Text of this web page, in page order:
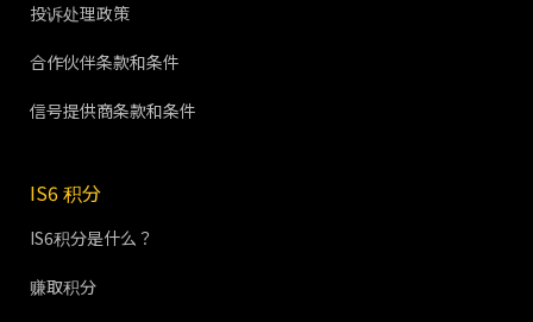
投诉处理政策
合作伙伴条款和条件
信号提供商条款和条件
IS6 积分
IS6积分是什么？
赚取积分